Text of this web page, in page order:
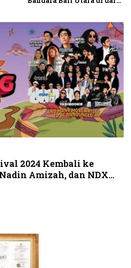
2024 Kembali ke
Amizah, dan NDX
Meriah